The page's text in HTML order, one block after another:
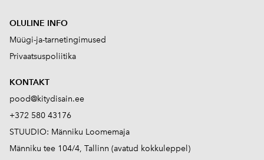
OLULINE INFO
Müügi-ja-tarnetingimused
Privaatsuspoliitika
KONTAKT
pood@kitydisain.ee
+372 580 43176
STUUDIO: Männiku Loomemaja
Männiku tee 104/4, Tallinn (avatud kokkuleppel)